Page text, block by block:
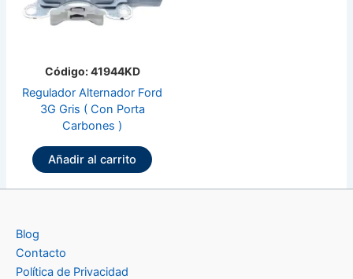
Código: 41944KD
Regulador Alternador Ford
3G Gris ( Con Porta
Carbones )
Añadir al carrito
Blog
Contacto
Política de Privacidad